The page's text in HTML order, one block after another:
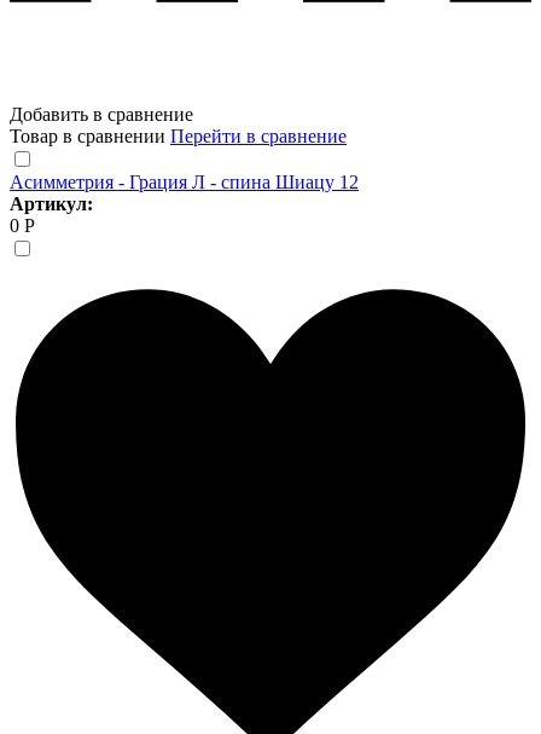
Добавить в сравнение
Товар в сравнении Перейти в сравнение
Асимметрия - Грация Л - спина Шиацу 12
Артикул:
0 Р